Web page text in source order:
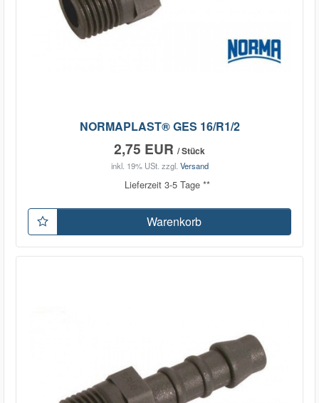
NORMAPLAST® GES 16/R1/2
2,75 EUR / Stück
inkl. 19% USt. zzgl. Versand
Lieferzeit 3-5 Tage **
Warenkorb